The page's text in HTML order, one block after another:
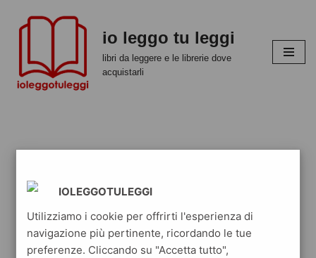
contenuto
io leggo tu leggi
libri da leggere e le librerie dove
acquistarli
IOLEGGOTULEGGI
Utilizziamo i cookie per offrirti l'esperienza di
navigazione più pertinente, ricordando le tue
preferenze. Cliccando su "Accetta tutto",